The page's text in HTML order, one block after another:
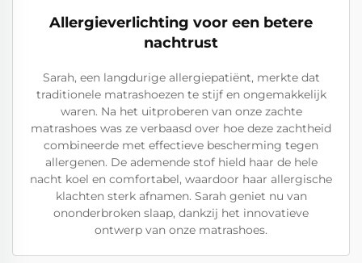
Allergieverlichting voor een betere
nachtrust
Sarah, een langdurige allergiepatiënt, merkte dat
traditionele matrashoezen te stijf en ongemakkelijk
waren. Na het uitproberen van onze zachte
matrashoes was ze verbaasd over hoe deze zachtheid
combineerde met effectieve bescherming tegen
allergenen. De ademende stof hield haar de hele
nacht koel en comfortabel, waardoor haar allergische
klachten sterk afnamen. Sarah geniet nu van
ononderbroken slaap, dankzij het innovatieve
ontwerp van onze matrashoes.